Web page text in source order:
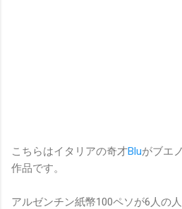
こちらはイタリアの奇才Bluがブエ
作品です。
アルゼンチン紙幣100ペソが6人の